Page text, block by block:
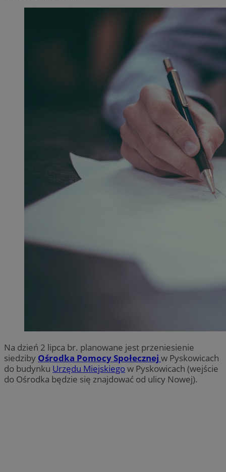
Na dzień 2 lipca br. planowane jest przeniesienie
siedziby Ośrodka Pomocy Społecznej w Pyskowicach
do budynku Urzędu Miejskiegow Pyskowicach (wejście
do Ośrodka będzie się znajdować od ulicy Nowej).